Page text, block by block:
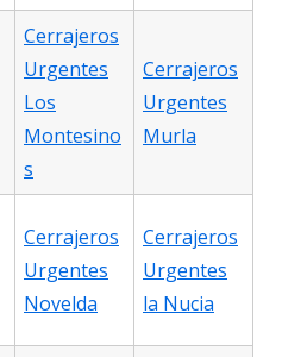
Cerrajeros
Urgentes
Los
Montesino
s
Cerrajeros
Urgentes
Murla
Cerrajeros
Urgentes
Novelda
Cerrajeros
Urgentes
la Nucia